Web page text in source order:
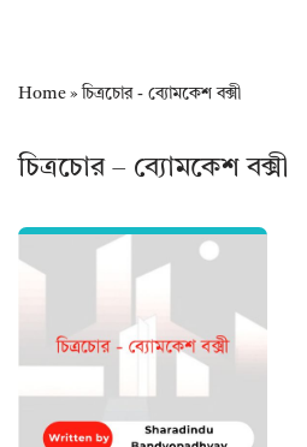
Home »চিত্রচোর - ব্যোমকেশ বক্সী
চিত্রচোর – ব্যোমকেশ বক্সী